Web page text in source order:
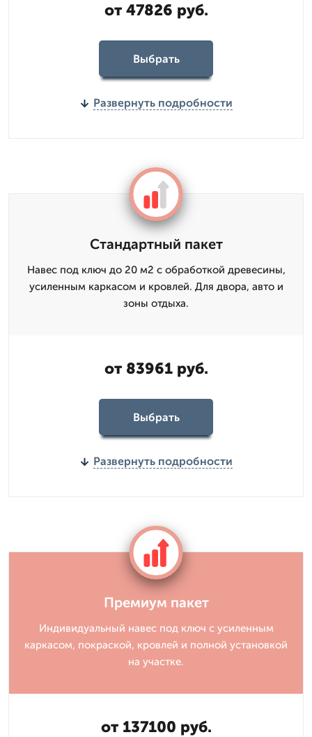
от 47826 руб.
Выбрать
Развернуть подробности
Стандартный пакет
Навес под ключ до 20 м2 с обработкой древесины,
усиленным каркасом и кровлей. Для двора, авто и
зоны отдыха.
от 83961 руб.
Выбрать
Развернуть подробности
Премиум пакет
Индивидуальный навес под ключ с усиленным
каркасом, покраской, кровлей и полной установкой
на участке.
от 137100 руб.